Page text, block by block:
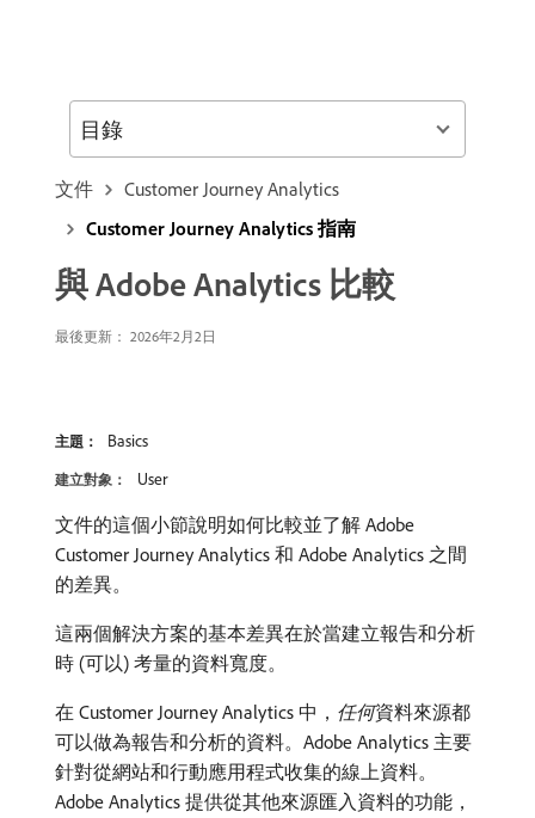
文件
Customer Journey Analytics
Customer Journey Analytics 指南
與 Adobe Analytics 比較
最後更新： 2026年2月2日
主題： Basics
建立對象： User
文件的這個小節說明如何比較並了解 Adobe
Customer Journey Analytics 和 Adobe Analytics 之間
的差異。
這兩個解決方案的基本差異在於當建立報告和分析
時 (可以) 考量的資料寬度。
在 Customer Journey Analytics 中， 任何​資料來源都
可以做為報告和分析的資料。Adobe Analytics 主要
針對從網站和行動應用程式收集的線上資料。
Adobe Analytics 提供從其他來源匯入資料的功能，
目錄